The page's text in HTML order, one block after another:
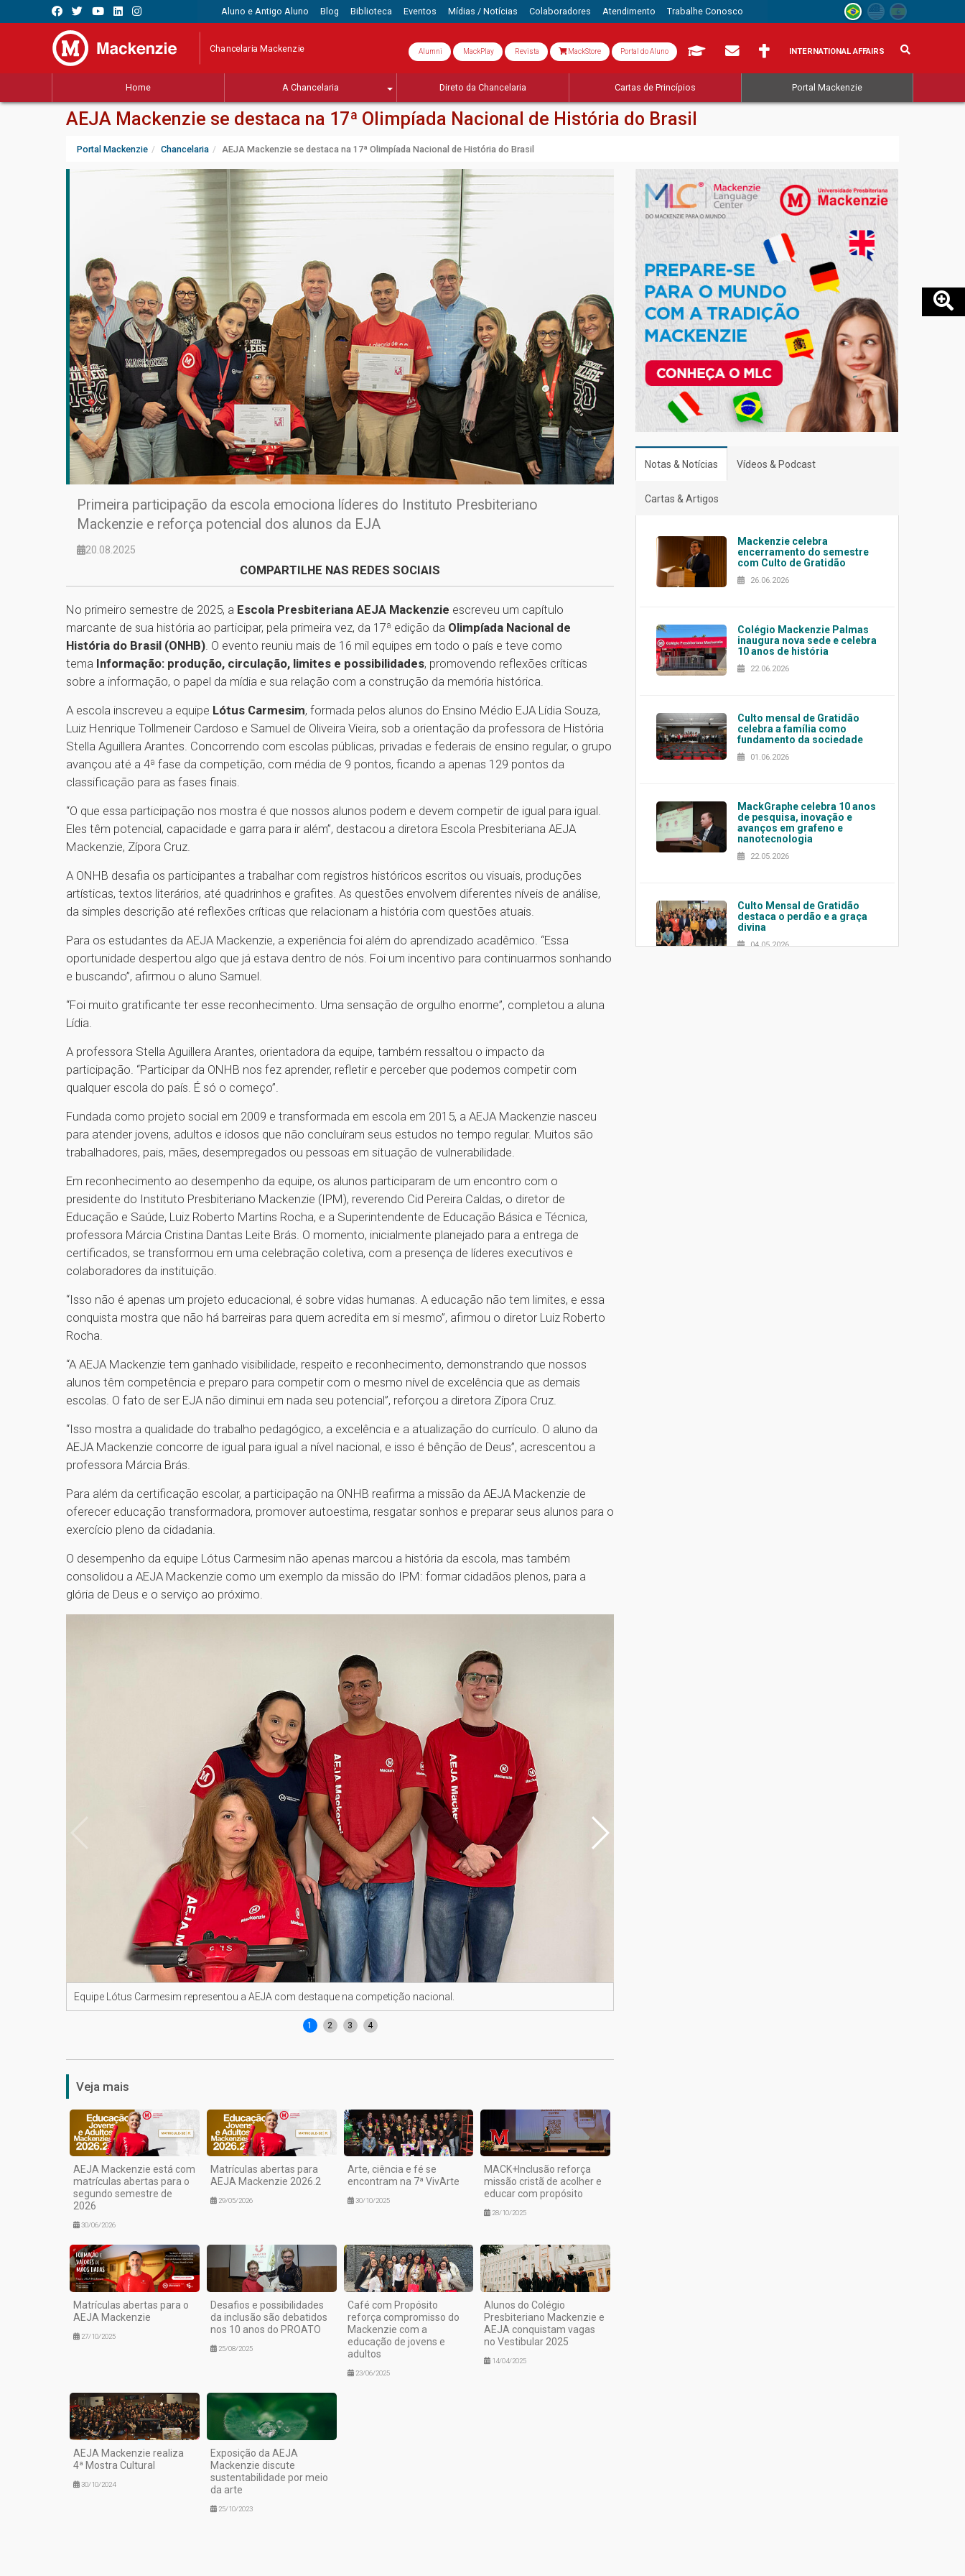
Aluno e Antigo Aluno Blog Biblioteca Eventos Mídias / Notícias Colaboradores Atendimento Trabalhe Conosco
Chancelaria Mackenzie Alumni MackPlay Revista MackStore Portal do Aluno INTERNATIONAL AFFAIRS
Home A Chancelaria Direto da Chancelaria Cartas de Princípios Portal Mackenzie
AEJA Mackenzie se destaca na 17ª Olimpíada Nacional de História do Brasil
Portal Mackenzie Chancelaria AEJA Mackenzie se destaca na 17ª Olimpíada Nacional de História do Brasil
Primeira participação da escola emociona líderes do Instituto Presbiteriano
Mackenzie e reforça potencial dos alunos da EJA
20.08.2025
COMPARTILHE NAS REDES SOCIAIS
No primeiro semestre de 2025, a Escola Presbiteriana AEJA Mackenzie escreveu um capítulo
marcante de sua história ao participar, pela primeira vez, da 17ª edição da Olimpíada Nacional de
História do Brasil (ONHB) . O evento reuniu mais de 16 mil equipes em todo o país e teve como
tema Informação: produção, circulação, limites e possibilidades, promovendo reflexões críticas
sobre a informação, o papel da mídia e sua relação com a construção da memória histórica.
A escola inscreveu a equipe Lótus Carmesim, formada pelos alunos do Ensino Médio EJA Lídia Souza,
Luiz Henrique Tollmeneir Cardoso e Samuel de Oliveira Vieira, sob a orientação da professora de História
Stella Aguillera Arantes. Concorrendo com escolas públicas, privadas e federais de ensino regular, o grupo
avançou até a 4ª fase da competição, com média de 9 pontos, ficando a apenas 129 pontos da
classificação para as fases finais.
“O que essa participação nos mostra é que nossos alunos podem e devem competir de igual para igual.
Eles têm potencial, capacidade e garra para ir além”, destacou a diretora Escola Presbiteriana AEJA
Mackenzie, Zípora Cruz.
A ONHB desafia os participantes a trabalhar com registros históricos escritos ou visuais, produções
artísticas, textos literários, até quadrinhos e grafites. As questões envolvem diferentes níveis de análise,
da simples descrição até reflexões críticas que relacionam a história com questões atuais.
Para os estudantes da AEJA Mackenzie, a experiência foi além do aprendizado acadêmico. “Essa
oportunidade despertou algo que já estava dentro de nós. Foi um incentivo para continuarmos sonhando
e buscando”, afirmou o aluno Samuel.
“Foi muito gratificante ter esse reconhecimento. Uma sensação de orgulho enorme”, completou a aluna
Lídia.
A professora Stella Aguillera Arantes, orientadora da equipe, também ressaltou o impacto da
participação. “Participar da ONHB nos fez aprender, refletir e perceber que podemos competir com
qualquer escola do país. É só o começo”.
Fundada como projeto social em 2009 e transformada em escola em 2015, a AEJA Mackenzie nasceu
para atender jovens, adultos e idosos que não concluíram seus estudos no tempo regular. Muitos são
trabalhadores, pais, mães, desempregados ou pessoas em situação de vulnerabilidade.
Em reconhecimento ao desempenho da equipe, os alunos participaram de um encontro com o
presidente do Instituto Presbiteriano Mackenzie (IPM), reverendo Cid Pereira Caldas, o diretor de
Educação e Saúde, Luiz Roberto Martins Rocha, e a Superintendente de Educação Básica e Técnica,
professora Márcia Cristina Dantas Leite Brás. O momento, inicialmente planejado para a entrega de
certificados, se transformou em uma celebração coletiva, com a presença de líderes executivos e
colaboradores da instituição.
“Isso não é apenas um projeto educacional, é sobre vidas humanas. A educação não tem limites, e essa
conquista mostra que não há barreiras para quem acredita em si mesmo”, afirmou o diretor Luiz Roberto
Rocha.
“A AEJA Mackenzie tem ganhado visibilidade, respeito e reconhecimento, demonstrando que nossos
alunos têm competência e preparo para competir com o mesmo nível de excelência que as demais
escolas. O fato de ser EJA não diminui em nada seu potencial”, reforçou a diretora Zípora Cruz.
“Isso mostra a qualidade do trabalho pedagógico, a excelência e a atualização do currículo. O aluno da
AEJA Mackenzie concorre de igual para igual a nível nacional, e isso é bênção de Deus”, acrescentou a
professora Márcia Brás.
Para além da certificação escolar, a participação na ONHB reafirma a missão da AEJA Mackenzie de
oferecer educação transformadora, promover autoestima, resgatar sonhos e preparar seus alunos para o
exercício pleno da cidadania.
O desempenho da equipe Lótus Carmesim não apenas marcou a história da escola, mas também
consolidou a AEJA Mackenzie como um exemplo da missão do IPM: formar cidadãos plenos, para a
glória de Deus e o serviço ao próximo.
Equipe Lótus Carmesim representou a AEJA com destaque na competição nacional.
1 2 3 4
Veja mais
AEJA Mackenzie está com
matrículas abertas para o
segundo semestre de
2026
30/06/2026
Matrículas abertas para
AEJA Mackenzie 2026.2
29/05/2026
Arte, ciência e fé se
encontram na 7ª VivArte
30/10/2025
MACK+Inclusão reforça
missão cristã de acolher e
educar com propósito
28/10/2025
Matrículas abertas para o
AEJA Mackenzie
27/10/2025
Desafios e possibilidades
da inclusão são debatidos
nos 10 anos do PROATO
25/08/2025
Café com Propósito
reforça compromisso do
Mackenzie com a
educação de jovens e
adultos
23/06/2025
Alunos do Colégio
Presbiteriano Mackenzie e
AEJA conquistam vagas
no Vestibular 2025
14/04/2025
AEJA Mackenzie realiza
4ª Mostra Cultural
30/10/2024
Exposição da AEJA
Mackenzie discute
sustentabilidade por meio
da arte
25/10/2023
Notas & Notícias Vídeos & Podcast
Cartas & Artigos
Mackenzie celebra
encerramento do semestre
com Culto de Gratidão
26.06.2026
Colégio Mackenzie Palmas
inaugura nova sede e celebra
10 anos de história
22.06.2026
Culto mensal de Gratidão
celebra a família como
fundamento da sociedade
01.06.2026
MackGraphe celebra 10 anos
de pesquisa, inovação e
avanços em grafeno e
nanotecnologia
22.05.2026
Culto Mensal de Gratidão
destaca o perdão e a graça
divina
04.05.2026